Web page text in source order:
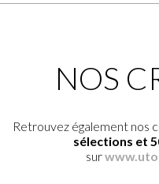
NOS
Retrouvez également nos
sélections et
sur